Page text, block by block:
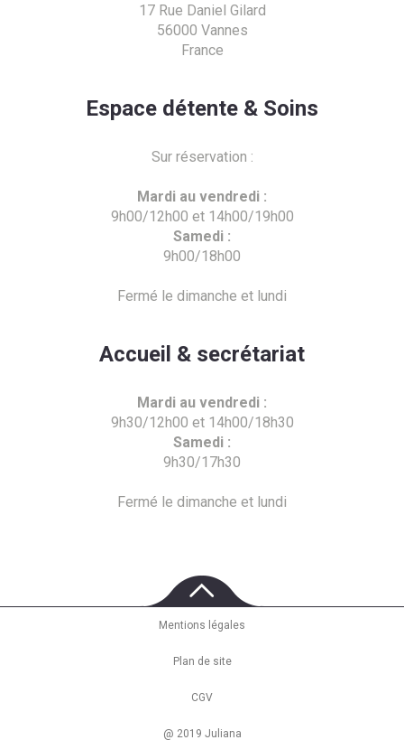
17 Rue Daniel Gilard
56000 Vannes
France
Espace détente & Soins
Sur réservation :
Mardi au vendredi :
9h00/12h00 et 14h00/19h00
Samedi :
9h00/18h00
Fermé le dimanche et lundi
Accueil & secrétariat
Mardi au vendredi :
9h30/12h00 et 14h00/18h30
Samedi :
9h30/17h30
Fermé le dimanche et lundi
Mentions légales
Plan de site
CGV
@ 2019 Juliana